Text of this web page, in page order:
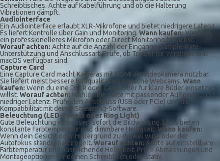
Schreibtisches. Achte auf Kabelführung und ob die Halterung
Vibrationen dämpft.
Audiointerface
Ein Audiointerface erlaubt XLR-Mikrofone und bietet niedrigere Latenz.
Es liefert Kontrolle über Gain und Monitoring. Wann kaufen:Wenn du
ein professionelleres Mikrofon oder Direct Monitoring brauchst.
Worauf achten: Achte auf die Anzahl der Eingänge, Sample-Rate-
Unterstützung und Anschlussart. Prüfe, ob Treiber für Windows und
macOS verfügbar sind.
Capture Card
Eine Capture Card macht Kameras mit HDMI als Videokamera nutzbar.
Sie liefert meist bessere Bildqualität als typische Webcams. Wann
kaufen: Wenn du eine DSLR oder Camcorder für klare Bilder einsetzen
willst. Worauf achten:Wähle eine Karte mit passender Auflösung und
niedriger Latenz. Prüfe den Anschluss (USB oder PCIe) und die
Kompatibilität mit deiner Streaming-Software.
Beleuchtung (LED-Panels oder Ring Light)
Gute Beleuchtung verbessert sofort die Bildwirkung. LEDs bieten
konstante Farbtemperatur und dimmbare Helligkeit. Wann kaufen:
Wenn dein Gesicht oder Hintergrund zu dunkel wirkt oder der
Autofokus ständig nachregelt. Worauf achten: Achte auf einstellbare
Farbtemperatur und ausreichende Helligkeit. Prüfe Abmessungen und
Montageoptionen für deinen Schreibtisch oder Stativ.